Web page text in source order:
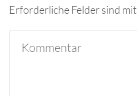
Erforderliche Felder sind mit